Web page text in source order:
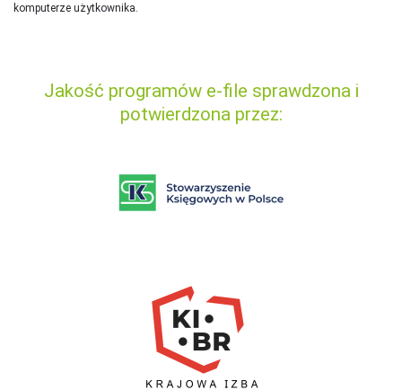
komputerze użytkownika.
Jakość programów e-file sprawdzona i
potwierdzona przez: